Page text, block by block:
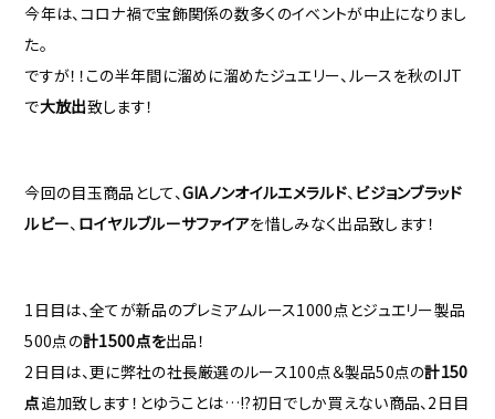
今年は、コロナ禍で宝飾関係の数多くのイベントが中止になりまし
た。
ですが！！この半年間に溜めに溜めたジュエリー、ルースを秋のIJT
で大放出致します！
今回の目玉商品として、GIAノンオイルエメラルド、 ビジョンブラッド
ルビー、 ロイヤルブルーサファイアを惜しみなく出品致します！
1日目は、全てが新品のプレミアムルース1000点とジュエリー製品
500点の計1500点を出品！
2日目は、更に弊社の社長厳選のルース100点＆製品50点の計150
点追加致します！とゆうことは…!?初日でしか買えない商品、2日目